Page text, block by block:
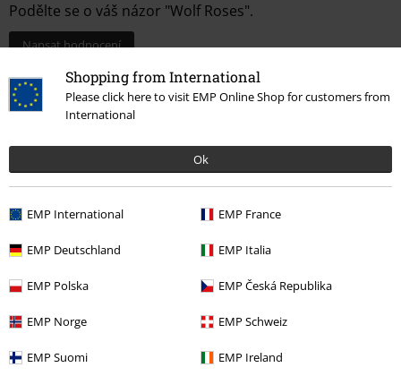
Shopping from International
Please click here to visit EMP Online Shop for customers from
International
Ok
EMP International EMP France
EMP Deutschland EMP Italia
EMP Polska EMP Česká Republika
EMP Norge EMP Schweiz
EMP Suomi EMP Ireland
Podělte se o váš názor "Wolf Roses".
Napsat hodnocení